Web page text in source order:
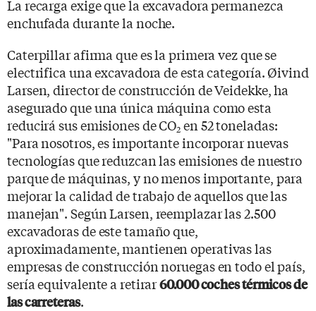
La recarga exige que la excavadora permanezca
enchufada durante la noche.
Caterpillar afirma que es la primera vez que se
electrifica una excavadora de esta categoría. Øivind
Larsen, director de construcción de Veidekke, ha
asegurado que una única máquina como esta
reducirá sus emisiones de CO2 en 52 toneladas:
"Para nosotros, es importante incorporar nuevas
tecnologías que reduzcan las emisiones de nuestro
parque de máquinas, y no menos importante, para
mejorar la calidad de trabajo de aquellos que las
manejan". Según Larsen, reemplazar las 2.500
excavadoras de este tamaño que,
aproximadamente, mantienen operativas las
empresas de construcción noruegas en todo el país,
sería equivalente a retirar60.000 coches térmicos de
las carreteras.